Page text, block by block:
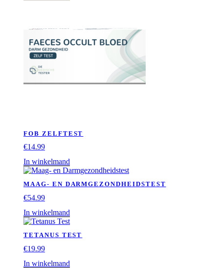
FOB ZELFTEST
€14.99
In winkelmand
MAAG- EN DARMGEZONDHEIDSTEST
€54.99
In winkelmand
TETANUS TEST
€19.99
In winkelmand